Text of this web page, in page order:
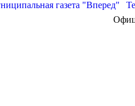
газета "Вперед"